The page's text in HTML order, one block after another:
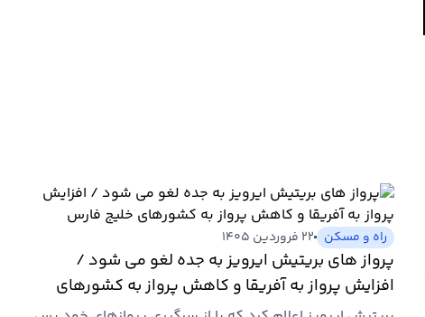
راه و مسکن ۲۲ فروردین ۱۴۰۵
پرواز های بریتیش ایرویز به جده لغو می شود /
افزایش پرواز به آفریقا و کاهش پرواز به کشورهای
خلیج فارس